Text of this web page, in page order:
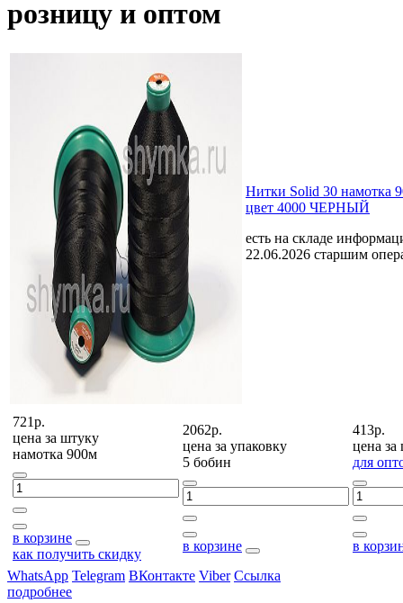
розницу и оптом
Нитки Solid 30 намотка
цвет 4000 ЧЕРНЫЙ
есть на складе
22.06.2026 старшим
721р.
цена за штуку
намотка 900м
в корзине
как получить скидку
2062р.
цена за упаковку
5 бобин
в корзине
413р.
цена за
для
в
WhatsApp Telegram ВКонтакте Viber Ссылка
подробнее